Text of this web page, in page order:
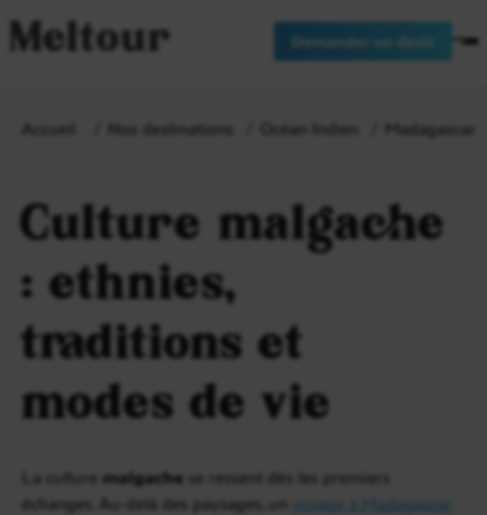
Meltour Demander un devis
Accueil Nos destinations Océan Indien Madagascar
Culture malgache
: ethnies,
traditions et
modes de vie
La culture malgache se ressent dès les premiers
échanges. Au-delà des paysages, un
voyage à Madagascar